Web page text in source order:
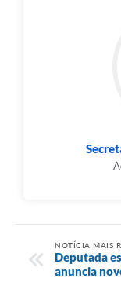
NOTÍCIA MAIS
Deputada
anuncia